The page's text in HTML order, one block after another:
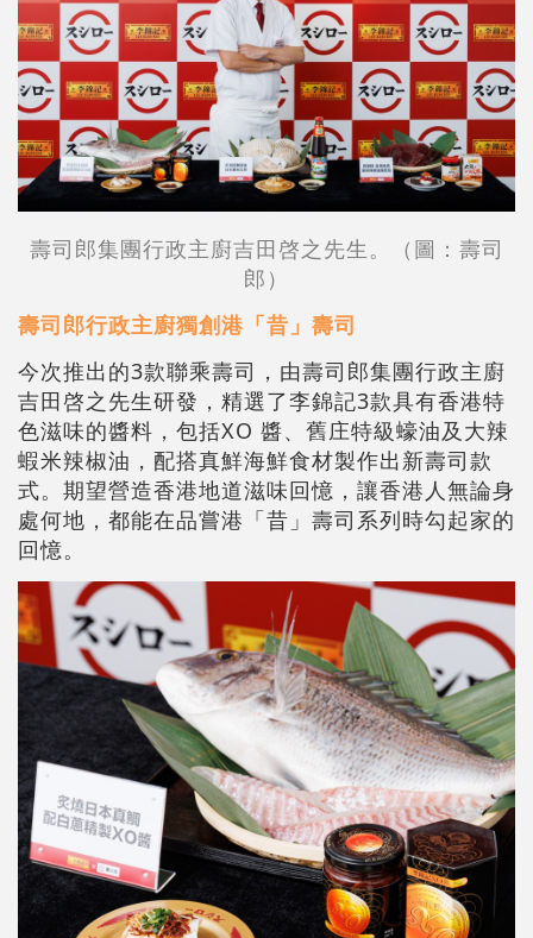
壽司郎集團行政主廚吉田啓之先生。（圖：壽司
郎）
壽司郎行政主廚獨創港「昔」壽司
今次推出的3款聯乘壽司，由壽司郎集團行政主廚
吉田啓之先生研發，精選了李錦記3款具有香港特
色滋味的醬料，包括XO 醬、舊庄特級蠔油及大辣
蝦米辣椒油，配搭真鮮海鮮食材製作出新壽司款
式。期望營造香港地道滋味回憶，讓香港人無論身
處何地，都能在品嘗港「昔」壽司系列時勾起家的
回憶。